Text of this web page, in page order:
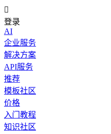

登录
AI
企业服务
解决方案
API服务
推荐
模板社区
价格
入门教程
知识社区